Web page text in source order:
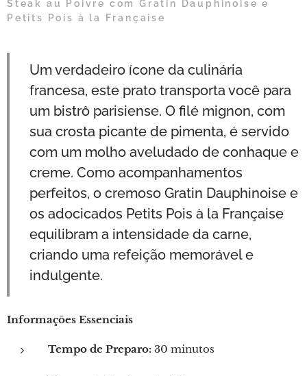
Steak au Poivre com Gratin Dauphinoise e
Petits Pois à la Française
Um verdadeiro ícone da culinária
francesa, este prato transporta você para
um bistrô parisiense. O filé mignon, com
sua crosta picante de pimenta, é servido
com um molho aveludado de conhaque e
creme. Como acompanhamentos
perfeitos, o cremoso Gratin Dauphinoise e
os adocicados Petits Pois à la Française
equilibram a intensidade da carne,
criando uma refeição memorável e
indulgente.
Informações Essenciais
Tempo de Preparo: 30 minutos